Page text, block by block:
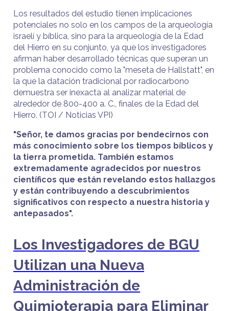
Los resultados del estudio tienen implicaciones
potenciales no solo en los campos de la arqueología
israelí y bíblica, sino para la arqueología de la Edad
del Hierro en su conjunto, ya que los investigadores
afirman haber desarrollado técnicas que superan un
problema conocido como la "meseta de Hallstatt", en
la que la datación tradicional por radiocarbono
demuestra ser inexacta al analizar material de
alrededor de 800-400 a. C., finales de la Edad del
Hierro. (TOI / Noticias VPI)
"Señor, te damos gracias por bendecirnos con
más conocimiento sobre los tiempos bíblicos y
la tierra prometida. También estamos
extremadamente agradecidos por nuestros
científicos que están revelando estos hallazgos
y están contribuyendo a descubrimientos
significativos con respecto a nuestra historia y
antepasados".
Los Investigadores de BGU
Utilizan una Nueva
Administración de
Quimioterapia para Eliminar